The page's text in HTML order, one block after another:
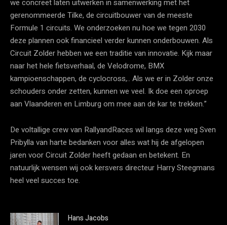
we concreet laten uitwerken in samenwerking met het
gerenommeerde Tilke, de circuitbouwer van de meeste
Formule 1 circuits. We onderzoeken nu hoe we tegen 2030
deze plannen ook financieel verder kunnen onderbouwen. Als
Circuit Zolder hebben we een traditie van innovatie. Kijk maar
naar het hele fietsverhaal, de Velodrome, BMX
kampioenschappen, de cyclocross,.. Als we er in Zolder onze
schouders onder zetten, kunnen we veel. Ik doe een oproep
aan Vlaanderen en Limburg om mee aan de kar te trekken.”
De voltallige crew van RallyandRaces wil langs deze weg Sven
Pribylla van harte bedanken voor alles wat hij de afgelopen
jaren voor Circuit Zolder heeft gedaan en betekent. En
natuurlijk wensen wij ook kersvers directeur Harry Steegmans
heel veel succes toe.
Hans Jacobs